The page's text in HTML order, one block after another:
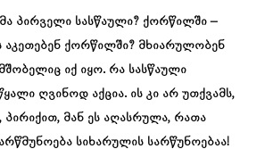
პირველი სასწაული? ქორწილში –
აკეთებენ ქორწილში? მხიარულობენ
იქ იყო. რა სასწაული
ღვინოდ აქცია. ის კი არ უთქვამს,
მან ეს აღასრულა, რათა
სიხარულის სარწუნოებაა!